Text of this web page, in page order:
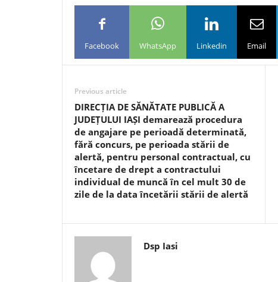
Facebook WhatsApp Linkedin Email
Previous article
DIRECȚIA DE SĂNĂTATE PUBLICĂ A
JUDEȚULUI IAȘI demarează procedura
de angajare pe perioadă determinată,
fără concurs, pe perioada stării de
alertă, pentru personal contractual, cu
încetare de drept a contractului
individual de muncă în cel mult 30 de
zile de la data încetării stării de alertă
Dsp Iasi